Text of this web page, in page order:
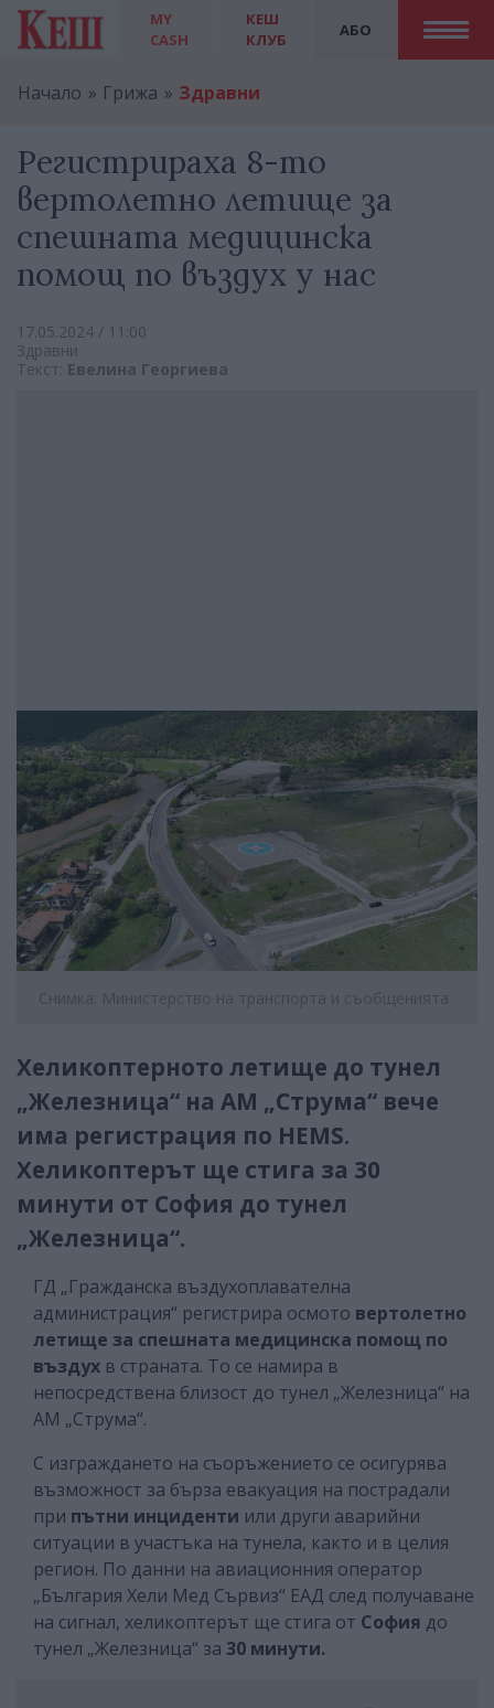
MY
CASH
АБО
КЕШ
КЛУБ
Начало Грижа Здравни
Регистрираха 8-то
вертолетно летище за
спешната медицинска
помощ по въздух у нас
17.05.2024 / 11:00
Здравни
Текст: Евелина Георгиева
Снимка: Министерство на транспорта и съобщенията
Хеликоптерното летище до тунел
„Железница“ на АМ „Струма“ вече
има регистрация по HEMS.
Хеликоптерът ще стига за 30
минути от София до тунел
„Железница“.
ГД „Гражданска въздухоплавателна
администрация“ регистрира осмото вертолетно
летище за спешната медицинска помощ по
въздух в страната. To се намира в
непосредствена близост до тунел „Железница“ на
АМ „Струма“.
С изграждането на съоръжението се осигурява
възможност за бърза евакуация на пострадали
при пътни инциденти или други аварийни
ситуации в участъка на тунела, както и в целия
регион. По данни на авиационния оператор
„България Хели Мед Сървиз“ ЕАД след получаване
на сигнал, хеликоптерът ще стига от София до
тунел „Железница“ за 30 минути.